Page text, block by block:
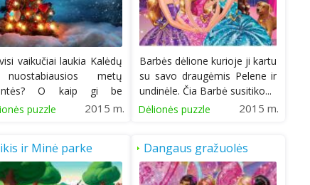
vaikučiai laukia Kalėdų
metų
O kaip gi be
puzzle 2015 m.
Barbės dėlione kurioje ji kartu
su savo draugėmis Pelene ir
undinėle. Čia Barbė susitiko...
Dėlionės puzzle
2015 m.
ir Minė parke Dangaus gražuolės